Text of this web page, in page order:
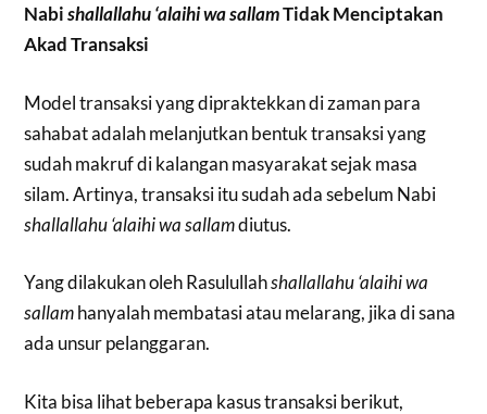
Nabishallallahu ‘alaihi wa sallamTidak Menciptakan
Akad Transaksi
Model transaksi yang dipraktekkan di zaman para
sahabat adalah melanjutkan bentuk transaksi yang
sudah makruf di kalangan masyarakat sejak masa
silam. Artinya, transaksi itu sudah ada sebelum Nabi
shallallahu ‘alaihi wa sallamdiutus.
Yang dilakukan oleh Rasulullahshallallahu ‘alaihi wa
sallamhanyalah membatasi atau melarang, jika di sana
ada unsur pelanggaran.
Kita bisa lihat beberapa kasus transaksi berikut,